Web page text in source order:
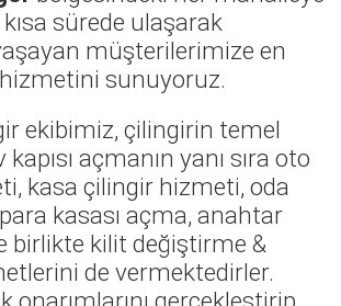
sürede ulaşarak
müşterilerimize en
sunuyoruz.
ekibimiz, çilingirin temel
açmanın yanı sıra oto
kasa çilingir hizmeti, oda
para kasası açma, anahtar
birlikte kilit değiştirme &
de vermektedirler.
onarımlarını gerçekleştirip